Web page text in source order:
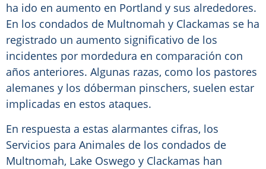
ha ido en aumento en Portland y sus alrededores.
En los condados de Multnomah y Clackamas se ha
registrado un aumento significativo de los
incidentes por mordedura en comparación con
años anteriores. Algunas razas, como los pastores
alemanes y los dóberman pinschers, suelen estar
implicadas en estos ataques.
En respuesta a estas alarmantes cifras, los
Servicios para Animales de los condados de
Multnomah, Lake Oswego y Clackamas han